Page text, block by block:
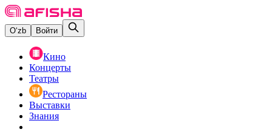
O‘zb Войти
Кино
Концерты
Театры
Рестораны
Выставки
Знания